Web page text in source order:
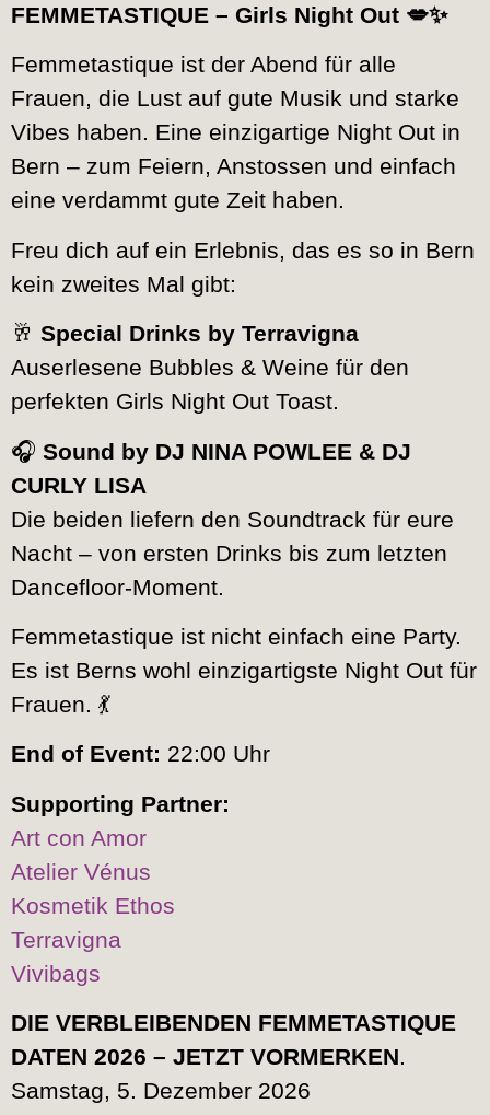
FEMMETASTIQUE – Girls Night Out 💋✨
Femmetastique ist der Abend für alle
Frauen, die Lust auf gute Musik und starke
Vibes haben. Eine einzigartige Night Out in
Bern – zum Feiern, Anstossen und einfach
eine verdammt gute Zeit haben.
Freu dich auf ein Erlebnis, das es so in Bern
kein zweites Mal gibt:
🥂 Special Drinks by Terravigna
Auserlesene Bubbles & Weine für den
perfekten Girls Night Out Toast.
🎧 Sound by DJ NINA POWLEE & DJ
CURLY LISA
Die beiden liefern den Soundtrack für eure
Nacht – von ersten Drinks bis zum letzten
Dancefloor-Moment.
Femmetastique ist nicht einfach eine Party.
Es ist Berns wohl einzigartigste Night Out für
Frauen. 💃
End of Event: 22:00 Uhr
Supporting Partner:
Art con Amor
Atelier Vénus
Kosmetik Ethos
Terravigna
Vivibags
DIE VERBLEIBENDEN FEMMETASTIQUE
DATEN 2026 – JETZT VORMERKEN.
Samstag, 5. Dezember 2026